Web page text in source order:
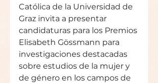
Católica de la Universidad de
Graz invita a presentar
candidaturas para los Premios
Elisabeth Gössmann para
investigaciones destacadas
sobre estudios de la mujer y
de género en los campos de